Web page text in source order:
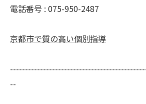
電話番号 : 075-950-2487
京都市で質の高い個別指導
--